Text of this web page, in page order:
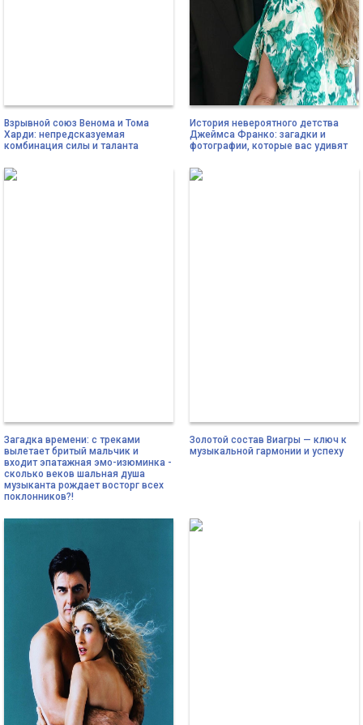
Взрывной союз Венома и Тома
Харди: непредсказуемая
комбинация силы и таланта
История невероятного детства
Джеймса Франко: загадки и
фотографии, которые вас удивят
Загадка времени: с треками
вылетает бритый мальчик и
входит эпатажная эмо-изюминка -
сколько веков шальная душа
музыканта рождает восторг всех
поклонников?!
Золотой состав Виагры — ключ к
музыкальной гармонии и успеху